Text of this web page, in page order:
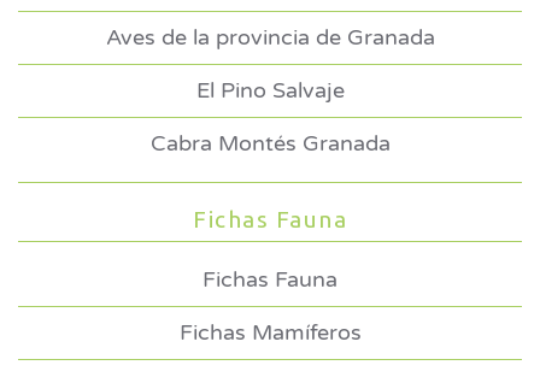
Aves de la provincia de Granada
El Pino Salvaje
Cabra Montés Granada
Fichas Fauna
Fichas Fauna
Fichas Mamíferos